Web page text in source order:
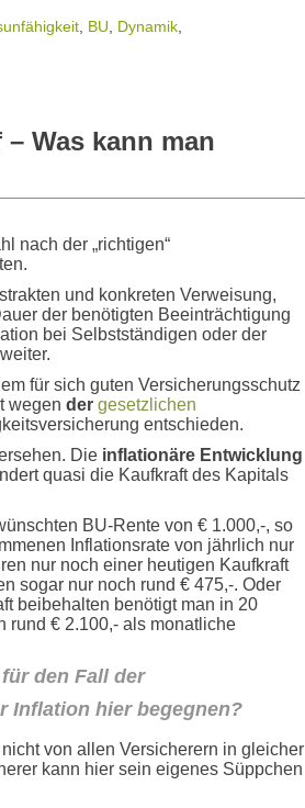
BU Dynamik
Was kann man
nach der „richtigen“
und konkreten Verweisung,
der benötigten Beeinträchtigung
bei Selbstständigen oder der
für sich guten Versicherungsschutz
wegen der gesetzlichen
entschieden.
Die inflationäre Entwicklung
quasi die Kaufkraft des Kapitals
BU-Rente von € 1.000,-, so
Inflationsrate von jährlich nur
nur noch einer heutigen Kaufkraft
sogar nur noch rund € 475,-. Oder
beibehalten benötigt man in 20
rund € 2.100,- als monatliche
den Fall der
Inflation hier begegnen?
von allen Versicherern in gleicher
kann hier sein eigenes Süppchen